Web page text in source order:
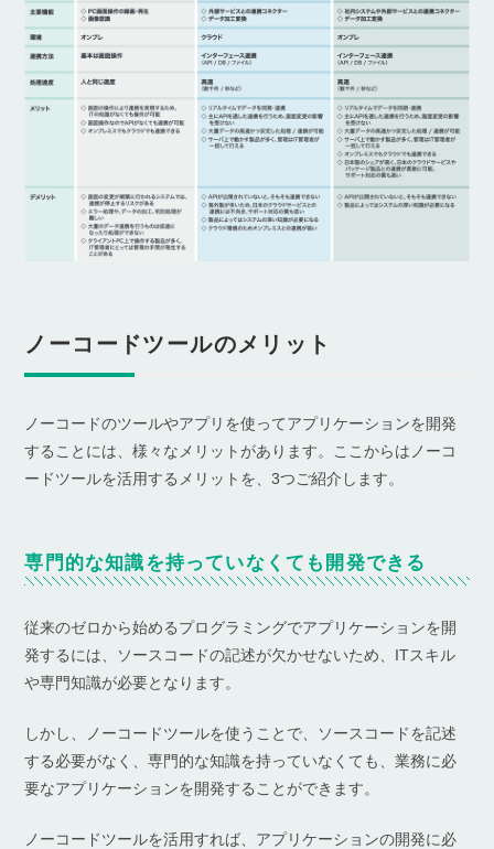
ノーコードツールのメリット
ノーコードのツールやアプリを使ってアプリケーションを開発
することには、様々なメリットがあります。ここからはノーコ
ードツールを活用するメリットを、3つご紹介します。
専門的な知識を持っていなくても開発できる
従来のゼロから始めるプログラミングでアプリケーションを開
発するには、ソースコードの記述が欠かせないため、ITスキル
や専門知識が必要となります。
しかし、ノーコードツールを使うことで、ソースコードを記述
する必要がなく、専門的な知識を持っていなくても、業務に必
要なアプリケーションを開発することができます。
ノーコードツールを活用すれば、アプリケーションの開発に必